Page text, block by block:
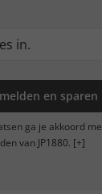
en sparen
ga je akkoord
van JP1880. [+]